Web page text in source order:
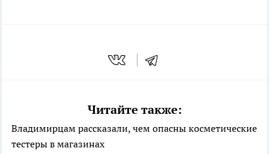
Читайте также:
Владимирцам рассказали, чем опасны косметические
тестеры в магазинах